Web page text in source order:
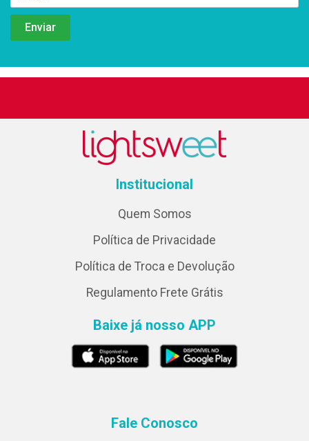
Institucional
Quem Somos
Política de Privacidade
Política de Troca e Devolução
Regulamento Frete Grátis
Baixe já nosso APP
Fale Conosco